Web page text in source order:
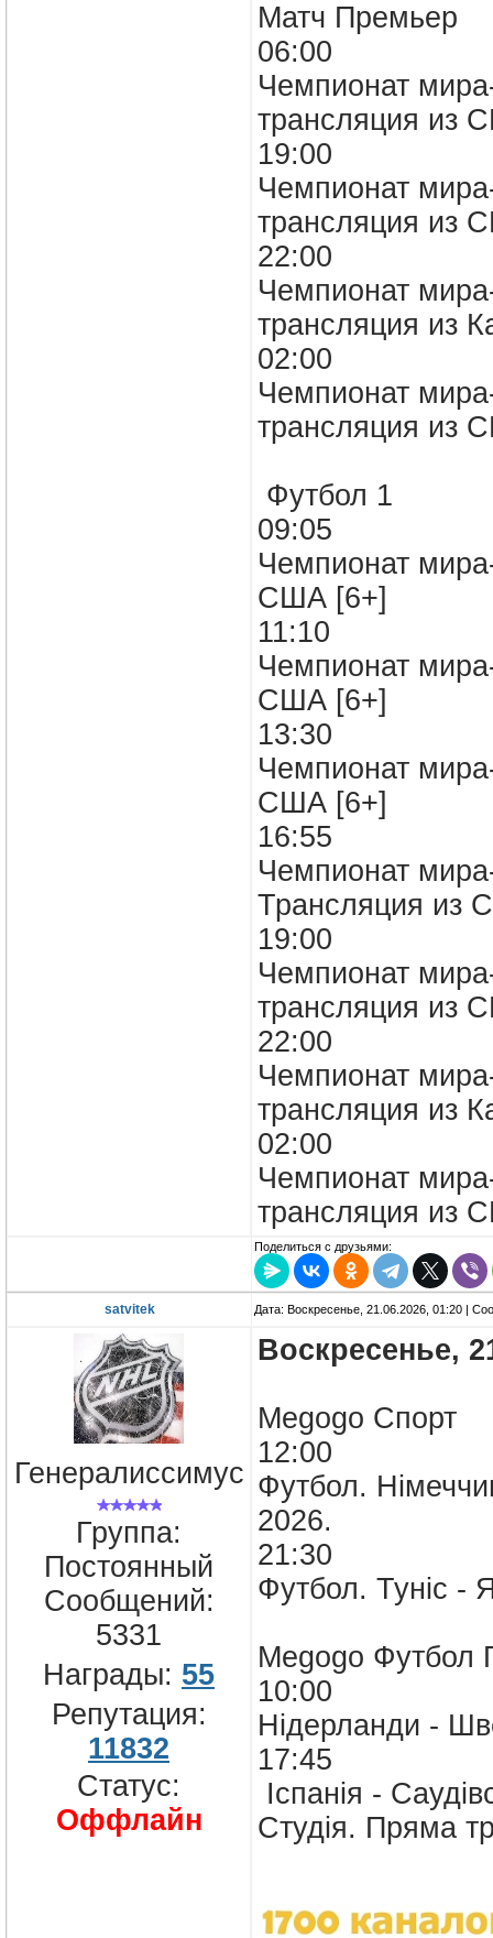
Матч Премьер
06:00
Чемпионат
трансляция из
19:00
Чемпионат
трансляция из
22:00
Чемпионат
трансляция из
02:00
Чемпионат
трансляция из
Футбол 1
09:05
Чемпионат
США [6+]
11:10
Чемпионат
США [6+]
13:30
Чемпионат
США [6+]
16:55
Чемпионат
Трансляция из
19:00
Чемпионат
трансляция из
22:00
Чемпионат
трансляция из
02:00
Чемпионат
трансляция из
Поделиться с друзьями:
satvitek Дата: Воскресенье, 21.06.2026, 01:20 |
Генералиссимус
Группа:
Постоянный
Сообщений:
5331
Награды: 55
Репутация:
11832
Статус:
Оффлайн
Воскресенье,
Megogo
12:00
Футбол.
2026.
21:30
Футбол. Туніс -
Megogo
10:00
Нідерланди -
17:45
Іспанія -
Студія. Пряма